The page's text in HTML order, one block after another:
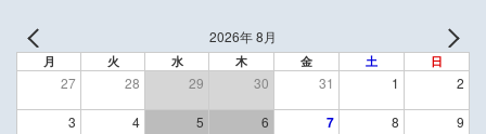
2026年 8月
月 火 水 木 金 土 日
27 28 29 30 31 1 2
3 4 5 6 7 8 9